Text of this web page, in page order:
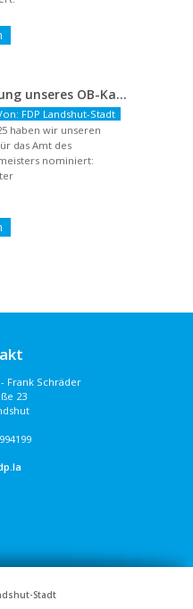
Nominierung unseres OB-Kandidaten
FDP Landshut-Stadt
haben wir unseren
das Amt des
nominiert:
Frank Schräder
23
Stadt